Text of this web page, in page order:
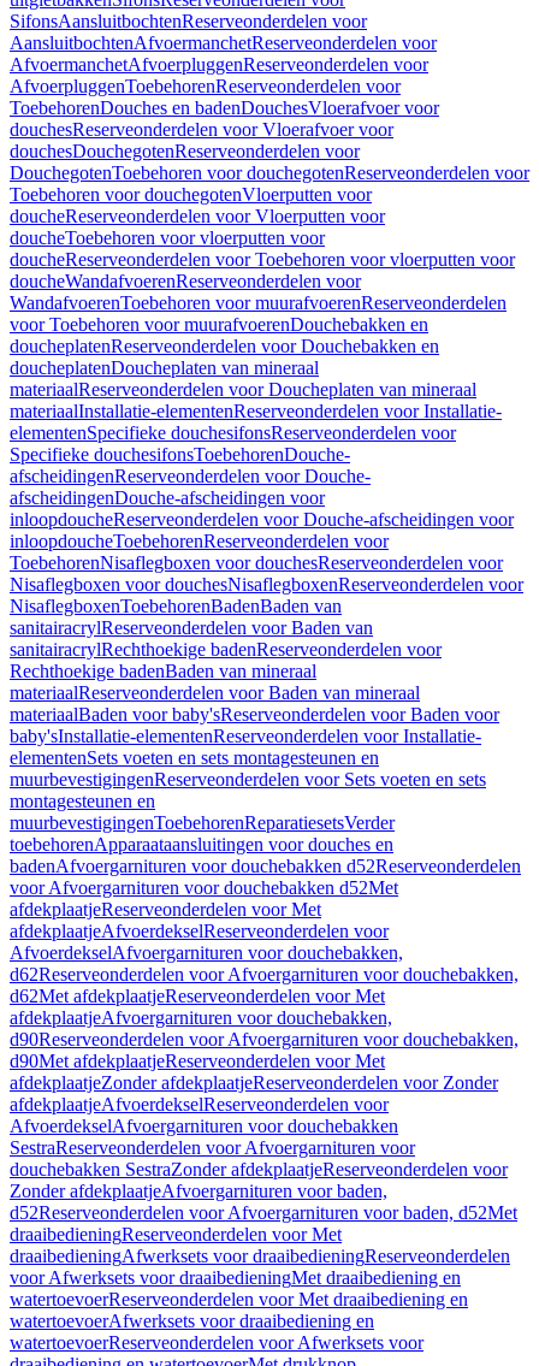
SifonsAansluitbochtenReserveonderdelen voor
AansluitbochtenAfvoermanchetReserveonderdelen voor
AfvoermanchetAfvoerpluggenReserveonderdelen voor
AfvoerpluggenToebehorenReserveonderdelen voor
ToebehorenDouches en badenDouchesVloerafvoer voor
douchesReserveonderdelen voor Vloerafvoer voor
douchesDouchegotenReserveonderdelen voor
DouchegotenToebehoren voor douchegotenReserveonderdelen voor
Toebehoren voor douchegotenVloerputten voor
doucheReserveonderdelen voor Vloerputten voor
doucheToebehoren voor vloerputten voor
doucheReserveonderdelen voor Toebehoren voor vloerputten voor
doucheWandafvoerenReserveonderdelen voor
WandafvoerenToebehoren voor muurafvoerenReserveonderdelen
voor Toebehoren voor muurafvoerenDouchebakken en
doucheplatenReserveonderdelen voor Douchebakken en
doucheplatenDoucheplaten van mineraal
materiaalReserveonderdelen voor Doucheplaten van mineraal
materiaalInstallatie-elementenReserveonderdelen voor Installatie-
elementenSpecifieke douchesifonsReserveonderdelen voor
Specifieke douchesifonsToebehorenDouche-
afscheidingenReserveonderdelen voor Douche-
afscheidingenDouche-afscheidingen voor
inloopdoucheReserveonderdelen voor Douche-afscheidingen voor
inloopdoucheToebehorenReserveonderdelen voor
ToebehorenNisaflegboxen voor douchesReserveonderdelen voor
Nisaflegboxen voor douchesNisaflegboxenReserveonderdelen voor
NisaflegboxenToebehorenBadenBaden van
sanitairacrylReserveonderdelen voor Baden van
sanitairacrylRechthoekige badenReserveonderdelen voor
Rechthoekige badenBaden van mineraal
materiaalReserveonderdelen voor Baden van mineraal
materiaalBaden voor baby'sReserveonderdelen voor Baden voor
baby'sInstallatie-elementenReserveonderdelen voor Installatie-
elementenSets voeten en sets montagesteunen en
muurbevestigingenReserveonderdelen voor Sets voeten en sets
montagesteunen en
muurbevestigingenToebehorenReparatiesetsVerder
toebehorenApparaataansluitingen voor douches en
badenAfvoergarnituren voor douchebakken d52Reserveonderdelen
voor Afvoergarnituren voor douchebakken d52Met
afdekplaatjeReserveonderdelen voor Met
afdekplaatjeAfvoerdekselReserveonderdelen voor
AfvoerdekselAfvoergarnituren voor douchebakken,
d62Reserveonderdelen voor Afvoergarnituren voor douchebakken,
d62Met afdekplaatjeReserveonderdelen voor Met
afdekplaatjeAfvoergarnituren voor douchebakken,
d90Reserveonderdelen voor Afvoergarnituren voor douchebakken,
d90Met afdekplaatjeReserveonderdelen voor Met
afdekplaatjeZonder afdekplaatjeReserveonderdelen voor Zonder
afdekplaatjeAfvoerdekselReserveonderdelen voor
AfvoerdekselAfvoergarnituren voor douchebakken
SestraReserveonderdelen voor Afvoergarnituren voor
douchebakken SestraZonder afdekplaatjeReserveonderdelen voor
Zonder afdekplaatjeAfvoergarnituren voor baden,
d52Reserveonderdelen voor Afvoergarnituren voor baden, d52Met
draaibedieningReserveonderdelen voor Met
draaibedieningAfwerksets voor draaibedieningReserveonderdelen
voor Afwerksets voor draaibedieningMet draaibediening en
watertoevoerReserveonderdelen voor Met draaibediening en
watertoevoerAfwerksets voor draaibediening en
watertoevoerReserveonderdelen voor Afwerksets voor